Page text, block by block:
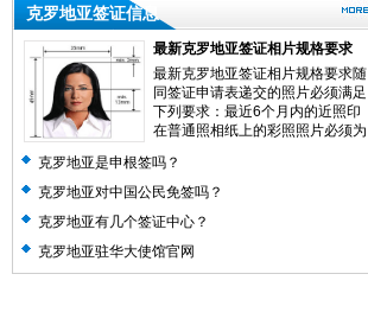
克罗地亚签证信息
最新克罗地亚签证相片规格要求
最新克罗地亚签证相片规格要求随
同签证申请表递交的照片必须满足
下列要求：最近6个月内的近照印
在普通照相纸上的彩照照片必须为
克罗地亚是申根签吗？
克罗地亚对中国公民免签吗？
克罗地亚有几个签证中心？
克罗地亚驻华大使馆官网